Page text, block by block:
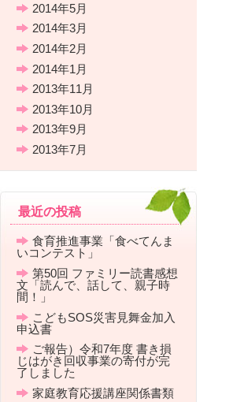
2014年5月
2014年3月
2014年2月
2014年1月
2013年11月
2013年10月
2013年9月
2013年7月
最近の投稿
食育推進事業「食べてんま
いコンテスト」
第50回 ファミリー読書感想
文「読んで、話して、親子時
間！」
こどもSOS災害見舞金加入
申込書
ご報告）令和7年度 書き損
じはがき回収事業の寄付が完
了しました
家庭教育応援講座関係書類